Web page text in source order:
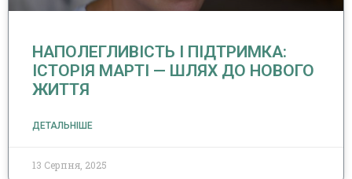
НАПОЛЕГЛИВІСТЬ І ПІДТРИМКА:
ІСТОРІЯ МАРТІ — ШЛЯХ ДО НОВОГО
ЖИТТЯ
ДЕТАЛЬНІШЕ
13 Серпня, 2025